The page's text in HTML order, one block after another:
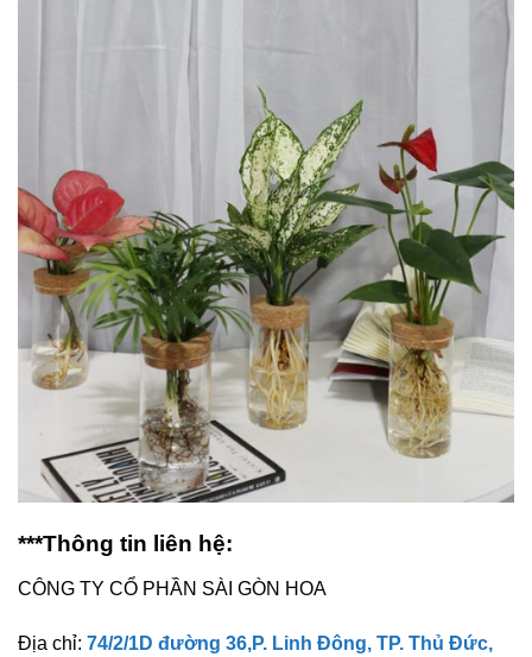
***Thông tin liên hệ:
CÔNG TY CỔ PHẦN SÀI GÒN HOA
Địa chỉ: 74/2/1D đường 36,P. Linh Đông, TP. Thủ Đức,